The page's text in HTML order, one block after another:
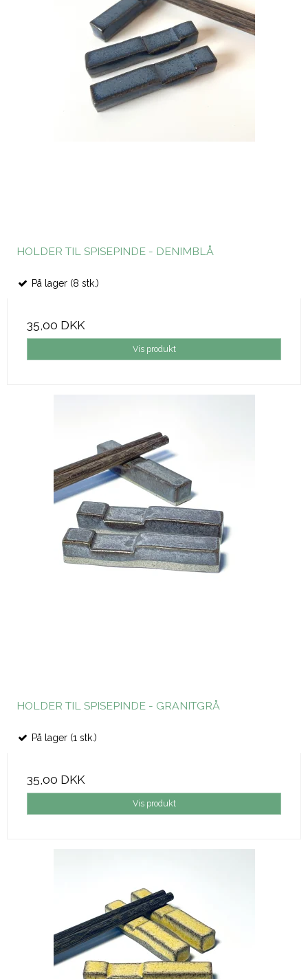
HOLDER TIL SPISEPINDE - DENIMBLÅ
På lager (8 stk.)
35,00 DKK
Vis produkt
HOLDER TIL SPISEPINDE - GRANITGRÅ
På lager (1 stk.)
35,00 DKK
Vis produkt